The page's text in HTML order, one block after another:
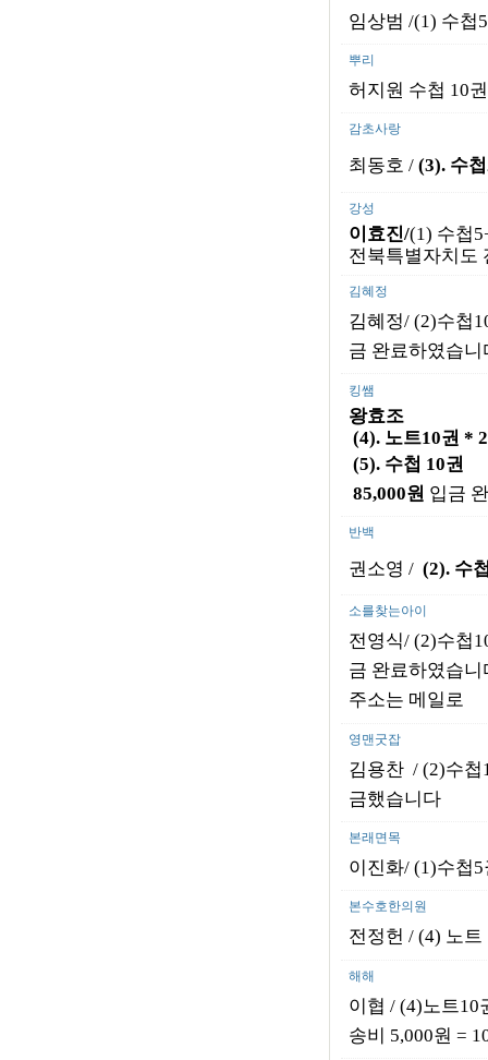
임상범 /(1) 수첩
뿌리
허지원 수첩 10
감초사랑
최동호 /(3). 수첩
강성
이효진/(1) 수첩
전북특별자치도
김혜정
김혜정/ (2)수첩
금 완료하였습니
킹쌤
왕효조
(4). 노트10권 *
(5). 수첩 10권
85,000원 입금
반백
권소영 / (2). 수
소를찾는아이
전영식/ (2)수첩
금 완료하였습니
주소는 메일로
영맨굿잡
김용찬 / (2)수첩
금했습니다
본래면목
이진화/ (1)수첩
본수호한의원
전정헌 / (4) 노
해해
이협 / (4)노트10
송비 5,000원 =